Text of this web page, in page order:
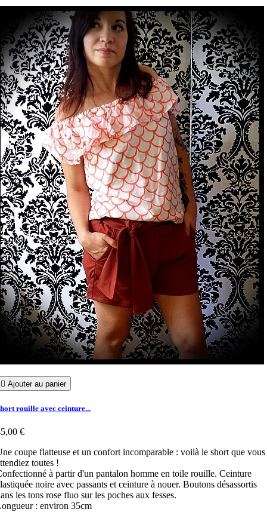
 Ajouter au panier
rouille avec ceinture...
€
coupe flatteuse et un confort incomparable : voilà le short que vous
toutes !
à partir d'un pantalon homme en toile rouille. Ceinture
noire avec passants et ceinture à nouer. Boutons désassortis
les tons rose fluo sur les poches aux fesses.
: environ 35cm